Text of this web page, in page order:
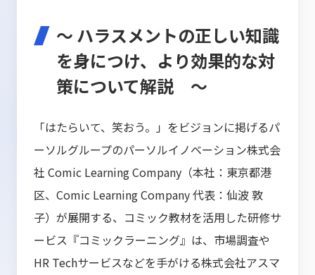
～ ハラスメントの正しい知識
を身につけ、より効果的な対
策について解説 ～
「はたらいて、笑おう。」をビジョンに掲げるパ
ーソルグループのパーソルイノベーション株式会
社 Comic Learning Company（本社：東京都港
区、Comic Learning Company 代表：仙波 敦
子）が展開する、コミック教材を活用した研修サ
ービス『コミックラーニング』は、市場調査や
HR Techサービスなどを手がける株式会社アスマ